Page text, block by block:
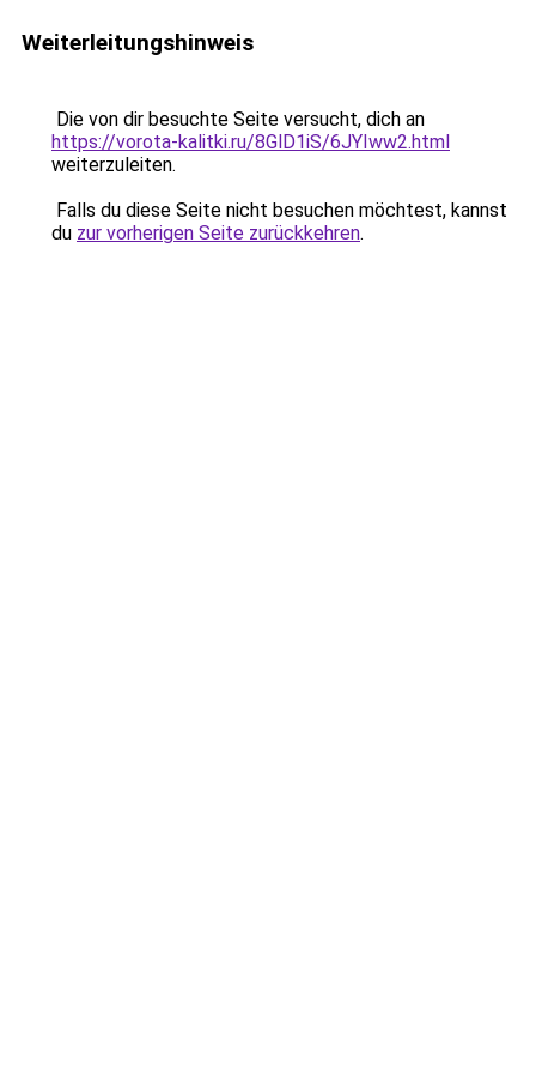
Weiterleitungshinweis
Die von dir besuchte Seite versucht, dich an
https://vorota-kalitki.ru/8GlD1iS/6JYIww2.html
weiterzuleiten.
Falls du diese Seite nicht besuchen möchtest, kannst
du zur vorherigen Seite zurückkehren.